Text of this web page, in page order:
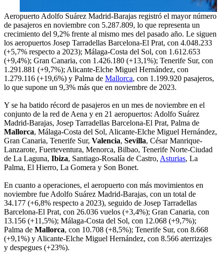
Aeropuerto Adolfo Suárez Madrid-Barajas registró el mayor número
de pasajeros en noviembre con 5.287.809, lo que representa un
crecimiento del 9,2% frente al mismo mes del pasado año. Le siguen
los aeropuertos Josep Tarradellas Barcelona-El Prat, con 4.048.233
(+5,7% respecto a 2023); Málaga-Costa del Sol, con 1.612.653
(+9,4%); Gran Canaria, con 1.426.180 (+13,1%); Tenerife Sur, con
1.291.881 (+9,7%); Alicante-Elche Miguel Hernández, con
1.279.116 (+19,6%) y Palma de Mallorca, con 1.199.920 pasajeros,
lo que supone un 9,3% más que en noviembre de 2023.
Y se ha batido récord de pasajeros en un mes de noviembre en el
conjunto de la red de Aena y en 21 aeropuertos: Adolfo Suárez
Madrid-Barajas, Josep Tarradellas Barcelona-El Prat, Palma de
Mallorca, Málaga-Costa del Sol, Alicante-Elche Miguel Hernández,
Gran Canaria, Tenerife Sur, Valencia, Sevilla, César Manrique-
Lanzarote, Fuerteventura, Menorca, Bilbao, Tenerife Norte-Ciudad
de La Laguna, Ibiza, Santiago-Rosalía de Castro, Asturias, La
Palma, El Hierro, La Gomera y Son Bonet.
En cuanto a operaciones, el aeropuerto con más movimientos en
noviembre fue Adolfo Suárez Madrid-Barajas, con un total de
34.177 (+6,8% respecto a 2023), seguido de Josep Tarradellas
Barcelona-El Prat, con 26.036 vuelos (+3,4%); Gran Canaria, con
13.156 (+11,5%); Málaga-Costa del Sol, con 12.068 (+9,7%);
Palma de Mallorca, con 10.708 (+8,5%); Tenerife Sur, con 8.668
(+9,1%) y Alicante-Elche Miguel Hernández, con 8.566 aterrizajes
y despegues (+23%).